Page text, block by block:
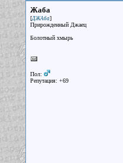
Жаба
[ДЖАба]
Прирожденный Джаец
Болотный хмырь
Пол:
Репутация: +69